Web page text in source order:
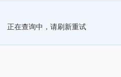
正在查询中，请刷新重试